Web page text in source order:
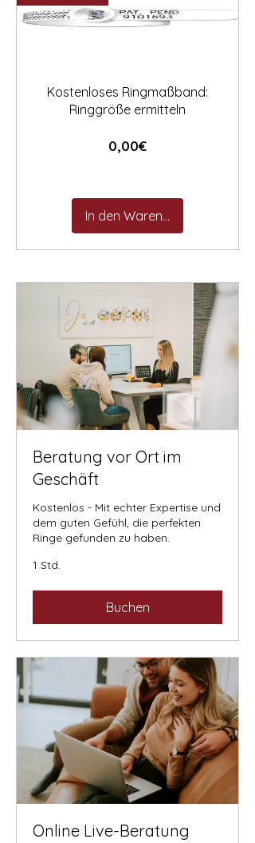
Kostenloses Ringmaßband:
Ringgröße ermitteln
0,00€Preis
In den Warenkorb
Beratung vor Ort im
Geschäft
Kostenlos - Mit echter Expertise und
dem guten Gefühl, die perfekten
Ringe gefunden zu haben.
1 Std.
Buchen
Online Live-Beratung